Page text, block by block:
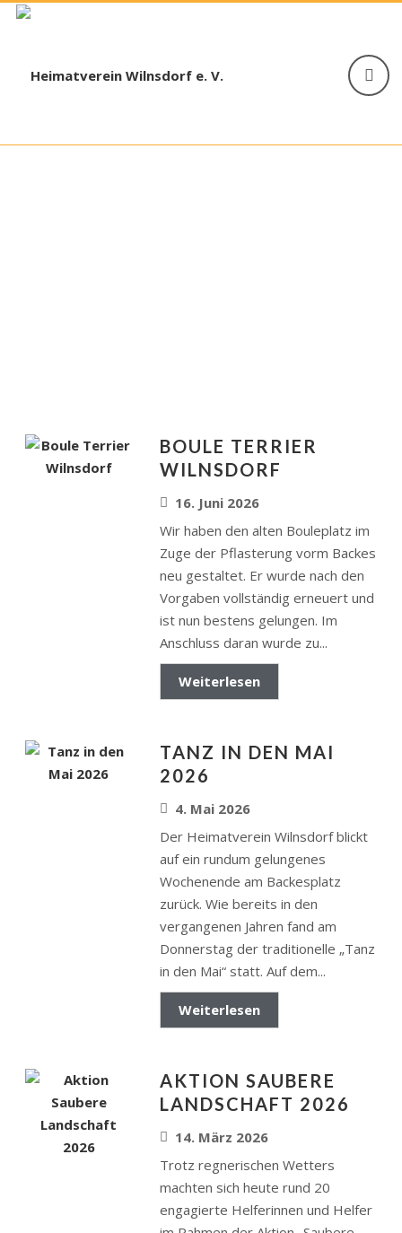
BOULE TERRIER
WILNSDORF
16. Juni 2026
Wir haben den alten Bouleplatz im
Zuge der Pflasterung vorm Backes
neu gestaltet. Er wurde nach den
Vorgaben vollständig erneuert und
ist nun bestens gelungen. Im
Anschluss daran wurde zu...
Weiterlesen
TANZ IN DEN MAI
2026
4. Mai 2026
Der Heimatverein Wilnsdorf blickt
auf ein rundum gelungenes
Wochenende am Backesplatz
zurück. Wie bereits in den
vergangenen Jahren fand am
Donnerstag der traditionelle „Tanz
in den Mai“ statt. Auf dem...
Weiterlesen
AKTION SAUBERE
LANDSCHAFT 2026
14. März 2026
Trotz regnerischen Wetters
machten sich heute rund 20
engagierte Helferinnen und Helfer